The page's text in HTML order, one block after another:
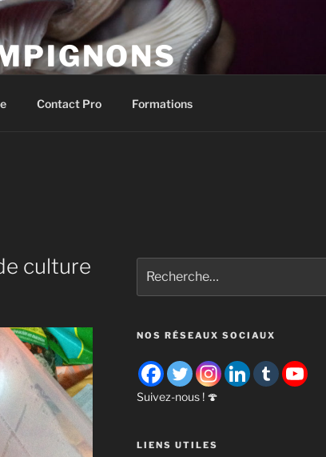
Contact Pro Formations
culture
pour
:
NOS RÉSEAUX SOCIAUX
Suivez-nous ! 🍄
LIENS UTILES